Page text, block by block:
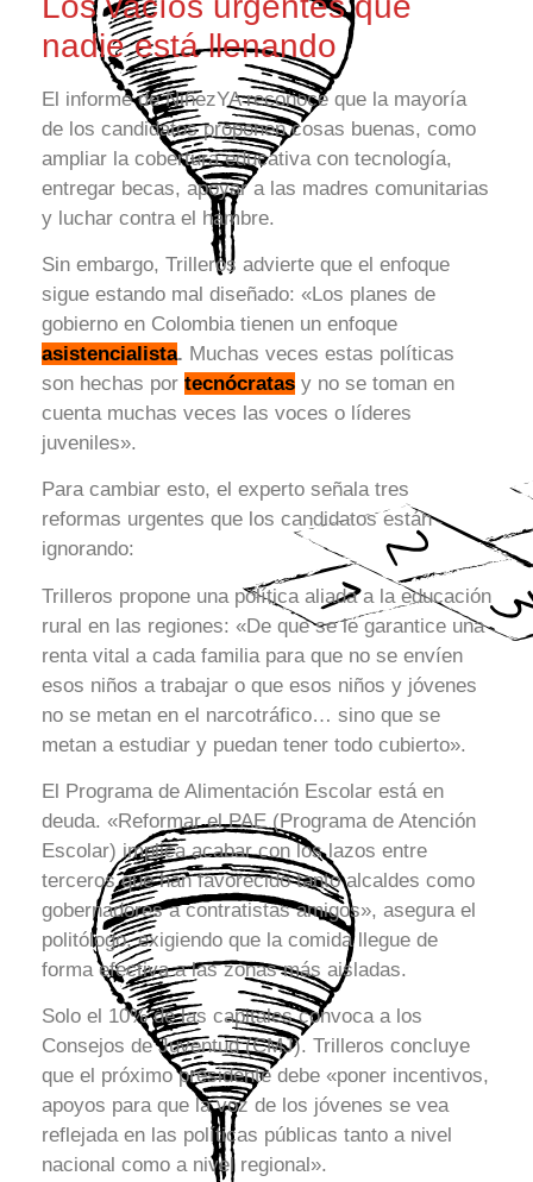
nadie está llenando
El informe de NiñezYA reconoce que la mayoría
de los candidatos proponen cosas buenas, como
ampliar la cobertura educativa con tecnología,
entregar becas, apoyar a las madres comunitarias
y luchar contra el hambre.
Sin embargo, Trilleros advierte que el enfoque
sigue estando mal diseñado: «Los planes de
gobierno en Colombia tienen un enfoque
asistencialista. Muchas veces estas políticas
son hechas por tecnócratas y no se toman en
cuenta muchas veces las voces o líderes
juveniles».
Para cambiar esto, el experto señala tres
reformas urgentes que los candidatos están
ignorando:
Trilleros propone una política aliada a la educación
rural en las regiones: «De que se le garantice una
renta vital a cada familia para que no se envíen
esos niños a trabajar o que esos niños y jóvenes
no se metan en el narcotráfico… sino que se
metan a estudiar y puedan tener todo cubierto».
El Programa de Alimentación Escolar está en
deuda. «Reformar el PAE (Programa de Atención
Escolar) implica acabar con los lazos entre
terceros que han favorecido tanto alcaldes como
gobernadores a contratistas amigos», asegura el
politólogo, exigiendo que la comida llegue de
forma efectiva a las zonas más aisladas.
Solo el 10% de las capitales convoca a los
Consejos de Juventud (CMJ). Trilleros concluye
que el próximo presidente debe «poner incentivos,
apoyos para que la voz de los jóvenes se vea
reflejada en las políticas públicas tanto a nivel
nacional como a nivel regional».